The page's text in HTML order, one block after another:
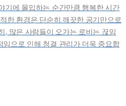
기에 몰입하는 순간만큼 행복한 시간
한 환경은 단순히 깨끗한 공기만으로
, 많은 사람들이 오가는 로비는 끊임
임으로 인해 청결 관리가 더욱 중요합